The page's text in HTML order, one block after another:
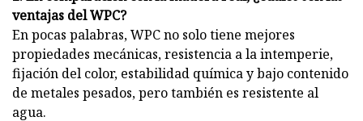
ventajas del WPC?
En pocas palabras, WPC no solo tiene mejores
propiedades mecánicas, resistencia a la intemperie,
fijación del color, estabilidad química y bajo contenido
de metales pesados, pero también es resistente al
agua.